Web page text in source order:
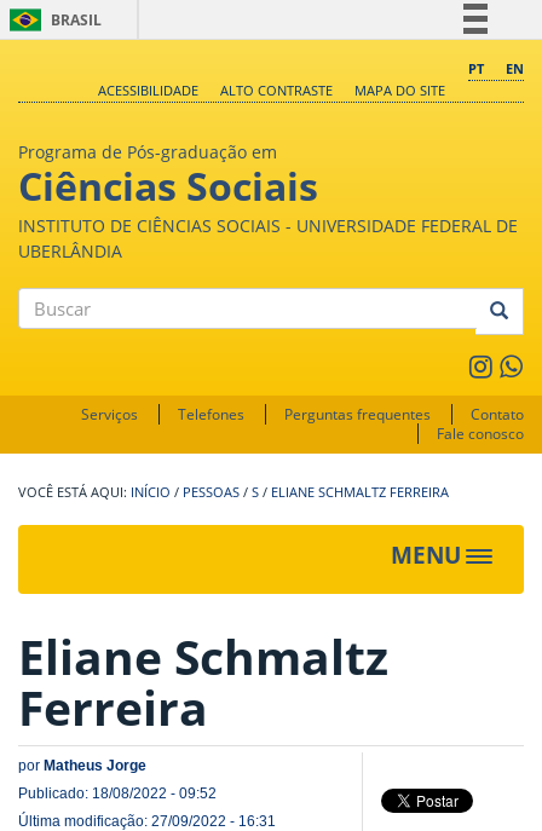
BRASIL
Comunica BR
PT
EN
ACESSIBILIDADE
ALTO CONTRASTE MAPA DO SITE
Programa de Pós-graduação em
Ciências Sociais
INSTITUTO DE CIÊNCIAS SOCIAIS - UNIVERSIDADE FEDERAL DE
UBERLÂNDIA
Serviços Telefones Perguntas frequentes
Contato
Fale conosco
INÍCIO / PESSOAS / S / ELIANE SCHMALTZ FERREIRA
MENU
Toggle
Eliane Schmaltz
Ferreira
por Matheus Jorge
Publicado: 18/08/2022 - 09:52
Última modificação: 27/09/2022 - 16:31